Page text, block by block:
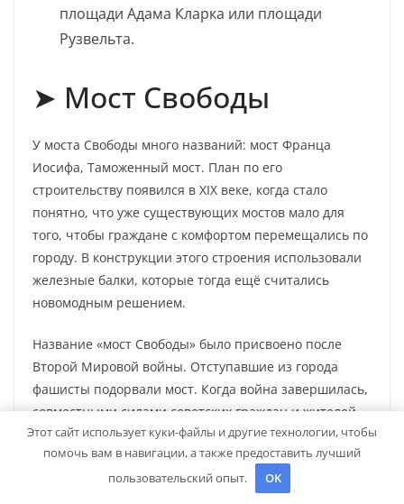
площади Адама Кларка или площади
Рузвельта.
➤ Мост Свободы
У моста Свободы много названий: мост Франца
Иосифа, Таможенный мост. План по его
строительству появился в XIX веке, когда стало
понятно, что уже существующих мостов мало для
того, чтобы граждане с комфортом перемещались по
городу. В конструкции этого строения использовали
железные балки, которые тогда ещё считались
новомодным решением.
Название «мост Свободы» было присвоено после
Второй Мировой войны. Отступавшие из города
фашисты подорвали мост. Когда война завершилась,
совместными силами советских граждан и жителей
Венгрии мост удалось восстановить практически в
первозданном виде.
круглосуточно;
Этот сайт использует куки-файлы и другие технологии, чтобы
помочь вам в навигации, а также предоставить лучший
пользовательский опыт.
OK